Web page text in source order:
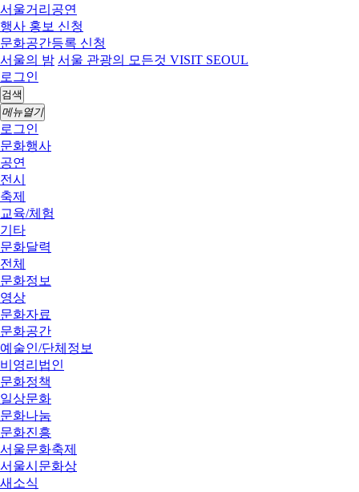
서울거리공연
행사 홍보 신청
문화공간등록 신청
서울의 밤 서울 관광의 모든것 VISIT SEOUL
로그인
검색
메뉴열기
로그인
문화행사
공연
전시
축제
교육/체험
기타
문화달력
전체
문화정보
영상
문화자료
문화공간
예술인/단체정보
비영리법인
문화정책
일상문화
문화나눔
문화진흥
서울문화축제
서울시문화상
새소식